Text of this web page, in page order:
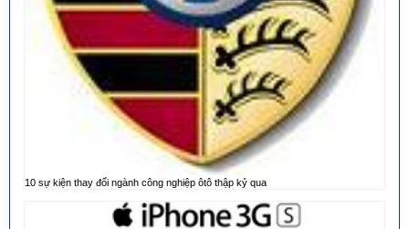
10 sự kiện thay đổi ngành công nghiệp ôtô thập kỷ qua